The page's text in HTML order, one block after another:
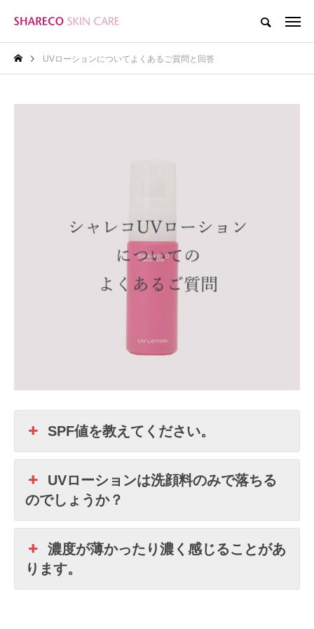
UVローションについてよくあるご質問と回答
SPF値を教えてください。
UVローションは洗顔料のみで落ちる
のでしょうか？
濃度が薄かったり濃く感じることがあ
ります。